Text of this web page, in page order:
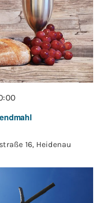
16, Heidenau